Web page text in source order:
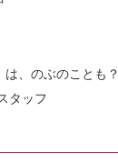
、のぶのことも？
タッフ